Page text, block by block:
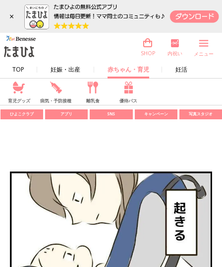
×
TOP 妊娠・出産 赤ちゃん・育児 妊活
SHOP 内祝い メニュー
育児グッズ 病気・予防接種 離乳食 優待パス
ひよこクラブ アプリ SNS キャンペーン 写真スタジオ